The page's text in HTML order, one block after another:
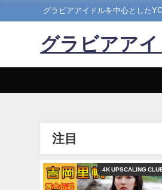
グラビアアイドルを中心とした
グラビアア
注目
4K UPSCALING